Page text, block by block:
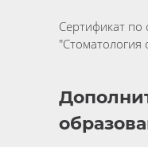
Сертификат по
"Стоматология